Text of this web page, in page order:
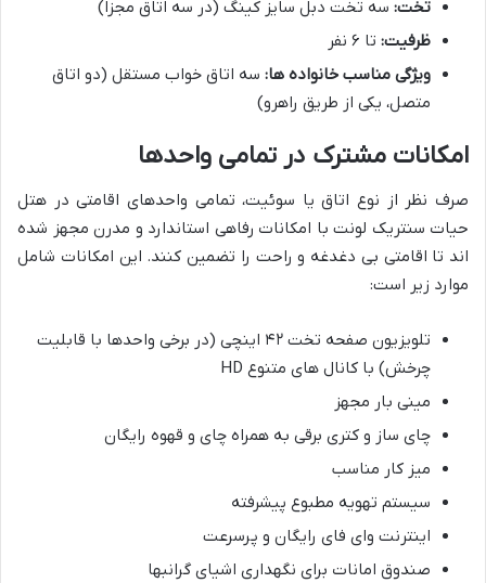
تخت: سه تخت دبل سایز کینگ (در سه اتاق مجزا)
ظرفیت: تا ۶ نفر
ویژگی مناسب خانواده ها: سه اتاق خواب مستقل (دو اتاق
متصل، یکی از طریق راهرو)
امکانات مشترک در تمامی واحدها
صرف نظر از نوع اتاق یا سوئیت، تمامی واحدهای اقامتی در هتل
حیات سنتریک لونت با امکانات رفاهی استاندارد و مدرن مجهز شده
اند تا اقامتی بی دغدغه و راحت را تضمین کنند. این امکانات شامل
موارد زیر است:
تلویزیون صفحه تخت ۴۲ اینچی (در برخی واحدها با قابلیت
چرخش) با کانال های متنوع HD
مینی بار مجهز
چای ساز و کتری برقی به همراه چای و قهوه رایگان
میز کار مناسب
سیستم تهویه مطبوع پیشرفته
اینترنت وای فای رایگان و پرسرعت
صندوق امانات برای نگهداری اشیای گرانبها